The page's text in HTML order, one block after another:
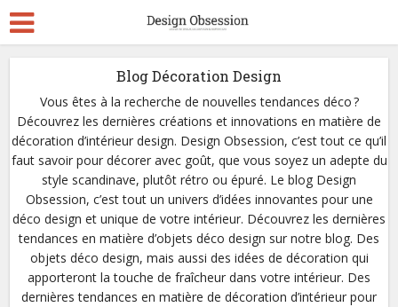
Blog Décoration Design
Vous êtes à la recherche de nouvelles tendances déco ?
Découvrez les dernières créations et innovations en matière de
décoration d’intérieur design. Design Obsession, c’est tout ce qu’il
faut savoir pour décorer avec goût, que vous soyez un adepte du
style scandinave, plutôt rétro ou épuré. Le blog Design
Obsession, c’est tout un univers d’idées innovantes pour une
déco design et unique de votre intérieur. Découvrez les dernières
tendances en matière d’objets déco design sur notre blog. Des
objets déco design, mais aussi des idées de décoration qui
apporteront la touche de fraîcheur dans votre intérieur. Des
dernières tendances en matière de décoration d’intérieur pour